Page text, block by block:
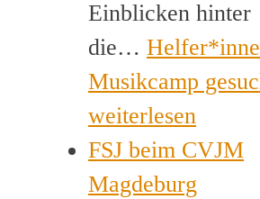
Einblicken hinter
die…
Musikcamp
weiterlesen
FSJ beim CVJM
Magdeburg